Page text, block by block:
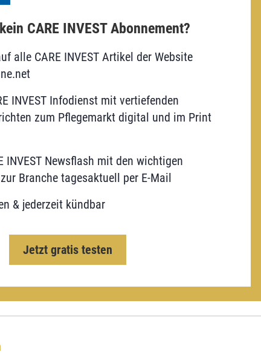
CARE INVEST Abonnement?
alle CARE INVEST Artikel der Website
INVEST Infodienst mit vertiefenden
zum Pflegemarkt digital und im Print
INVEST Newsflash mit den wichtigen
Branche tagesaktuell per E-Mail
& jederzeit kündbar
Jetzt gratis testen